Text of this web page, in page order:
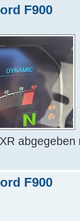
F900
F900